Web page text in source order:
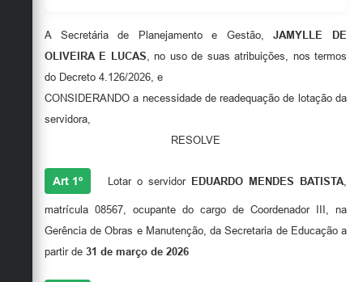
Serviços Online
Links
Sala M. do Empreendedor
Secretarias
A Secretária de Planejamento e Gestão,JAMYLLE DE
OLIVEIRA E LUCAS , no uso de suas atribuições, nos termos
do Decreto 4.126/2026, e
CONSIDERANDO a necessidade de readequação de lotação da
servidora,
RESOLVE
Art 1º Lotar o servidor EDUARDO MENDES BATISTA
matrícula 08567, ocupante do cargo de Coordenador III, na
Gerência de Obras e Manutenção, da Secretaria de Educação a
partir de 31 de março de 2026